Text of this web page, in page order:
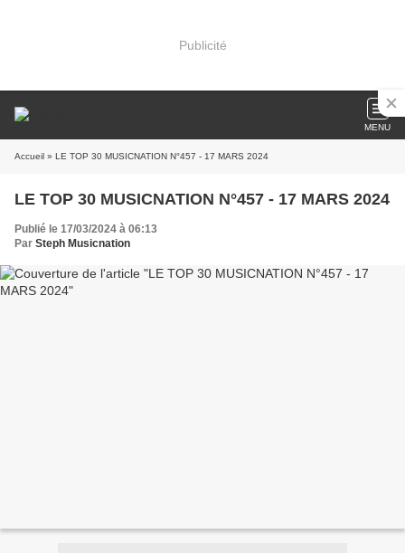
Publicité
MENU
Accueil » LE TOP 30 MUSICNATION N°457 - 17 MARS 2024
LE TOP 30 MUSICNATION N°457 - 17 MARS 2024
Publié le 17/03/2024 à 06:13
Par Steph Musicnation